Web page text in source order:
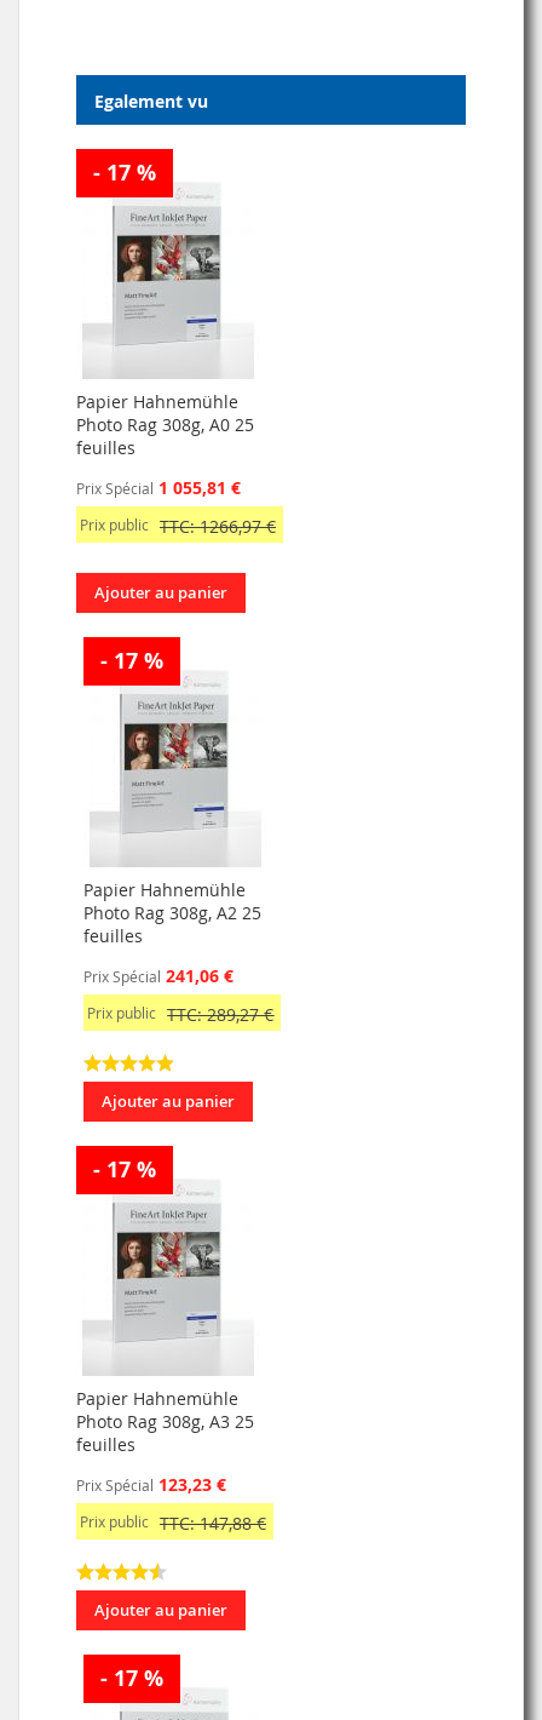
Egalement vu
- 17 %
Papier Hahnemühle
Photo Rag 308g, A0 25
feuilles
Prix Spécial 1 055,81 €
Prix public TTC: 1266,97 €
Ajouter au panier
- 17 %
Papier Hahnemühle
Photo Rag 308g, A2 25
feuilles
Prix Spécial 241,06 €
Prix public TTC: 289,27 €
Ajouter au panier
- 17 %
Papier Hahnemühle
Photo Rag 308g, A3 25
feuilles
Prix Spécial 123,23 €
Prix public TTC: 147,88 €
Ajouter au panier
- 17 %